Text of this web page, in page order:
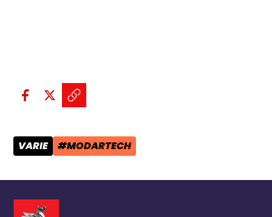
Condividi sui social:
Condividi su Facebook - apre
Condividi su X - apre una
Copia il link e condividi -
CATEGORIA POST:
VARIE TAG:
#MODARTECH